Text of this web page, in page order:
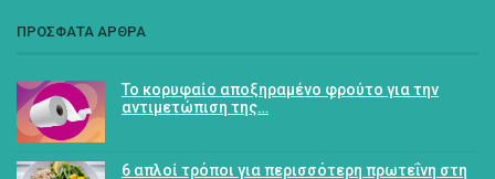
ΠΡΟΣΦΑΤΑ ΑΡΘΡΑ
Το κορυφαίο αποξηραμένο φρούτο για την
αντιμετώπιση της…
6 απλοί τρόποι για περισσότερη πρωτεΐνη στη